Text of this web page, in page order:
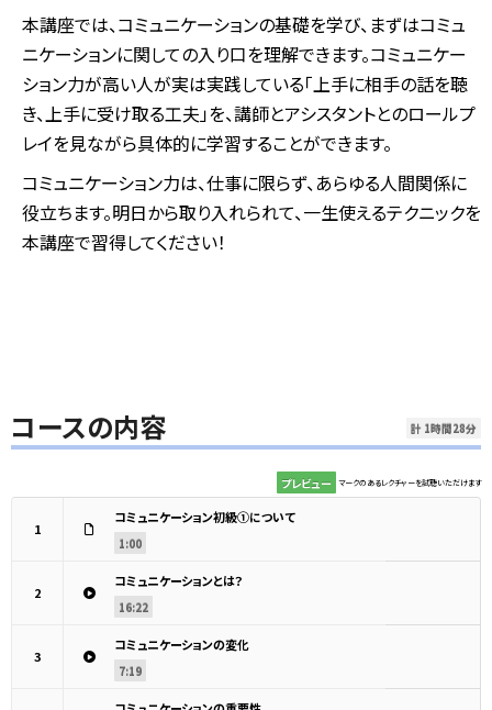
本講座では、コミュニケーションの基礎を学び、まずはコミュ
ニケーションに関しての入り口を理解できます。コミュニケー
ション力が高い人が実は実践している「上手に相手の話を聴
き、上手に受け取る工夫」を、講師とアシスタントとのロールプ
レイを見ながら具体的に学習することができます。
コミュニケーション力は、仕事に限らず、あらゆる人間関係に
役立ちます。明日から取り入れられて、一生使えるテクニックを
本講座で習得してください！
コースの内容 計 1時間28分
プレビュー マークのあるレクチャーを試聴いただけます
1
コミュニケーション初級①について
1:00
2
コミュニケーションとは？
16:22
3
コミュニケーションの変化
7:19